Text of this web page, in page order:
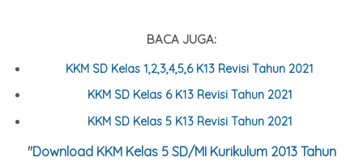
BACA JUGA:
KKM SD Kelas 1,2,3,4,5,6 K13 Revisi Tahun 2021
KKM SD Kelas 6 K13 Revisi Tahun 2021
KKM SD Kelas 5 K13 Revisi Tahun 2021
"Download KKM Kelas 5 SD/MI Kurikulum 2013 Tahun